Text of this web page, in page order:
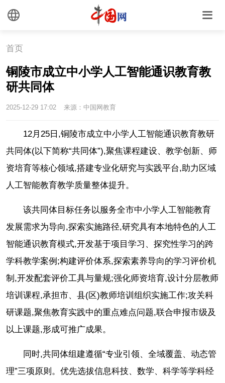
首页
铜陵市成立中小学人工智能通识教育教
研共同体
2025-12-29 17:02 来源：中国网教育
12月25日,铜陵市成立中小学人工智能通识教育教研
共同体(以下简称“共同体”),聚焦课程建设、教学创新、师
资培育等核心领域,搭建专业化研究与实践平台,助力区域
人工智能教育教学质量整体提升。
该共同体目标任务以服务全市中小学人工智能教育
发展需求为导向,探索实施路径,研究具有本地特色的人工
智能通识教育模式,开发基于项目学习、探究性学习的跨
学科教学案例;构建评价体系,探索素养导向的学习评价机
制,开发配套评价工具与量规;强化师资培育,设计分层教师
培训课程,承担市、县(区)教师培训组织实施工作;攻关科
研课题,聚焦教育实践中的重点难点问题,联合申报市级及
以上课题,形成可推广成果。
同时,共同体组建遵循“专业引领、全域覆盖、动态管
理”三项原则。优先选拔信息科技、数学、科学等学科经